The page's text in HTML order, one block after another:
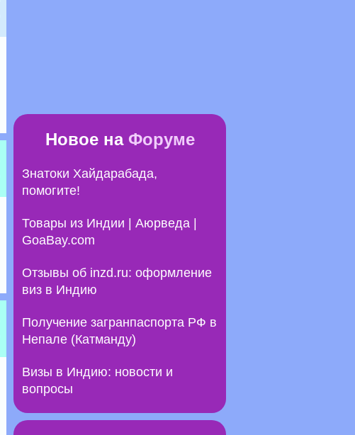
Новое на Форуме
Знатоки Хайдарабада,
помогите!
Товары из Индии | Аюрведа |
GoaBay.com
Отзывы об inzd.ru: оформление
виз в Индию
Получение загранпаспорта РФ в
Непале (Катманду)
Визы в Индию: новости и
вопросы